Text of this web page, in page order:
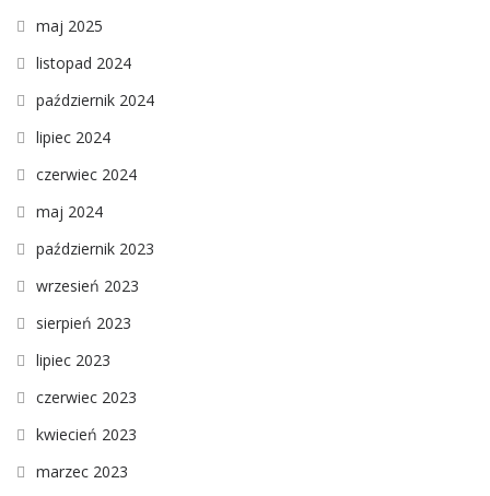
maj 2025
listopad 2024
październik 2024
lipiec 2024
czerwiec 2024
maj 2024
październik 2023
wrzesień 2023
sierpień 2023
lipiec 2023
czerwiec 2023
kwiecień 2023
marzec 2023